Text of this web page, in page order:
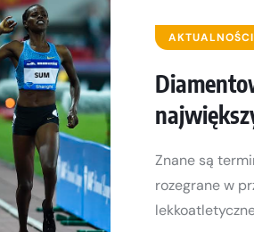
AKTUALNOŚCI
Znane są
rozegrane w